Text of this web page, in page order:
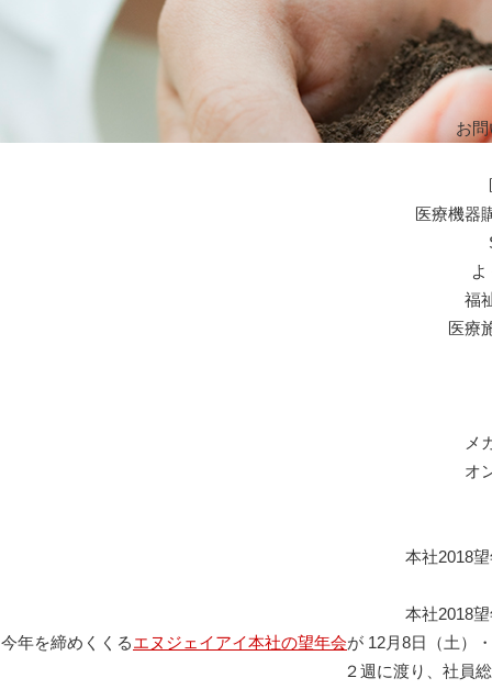
お
医療機器
福
医療
メ
オ
本社2018
本社2018
今年を締めくくるエヌジェイアイ本社の望年会が 12月8日（土）
２週に渡り、社員